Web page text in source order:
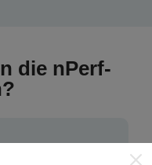
die nPerf-